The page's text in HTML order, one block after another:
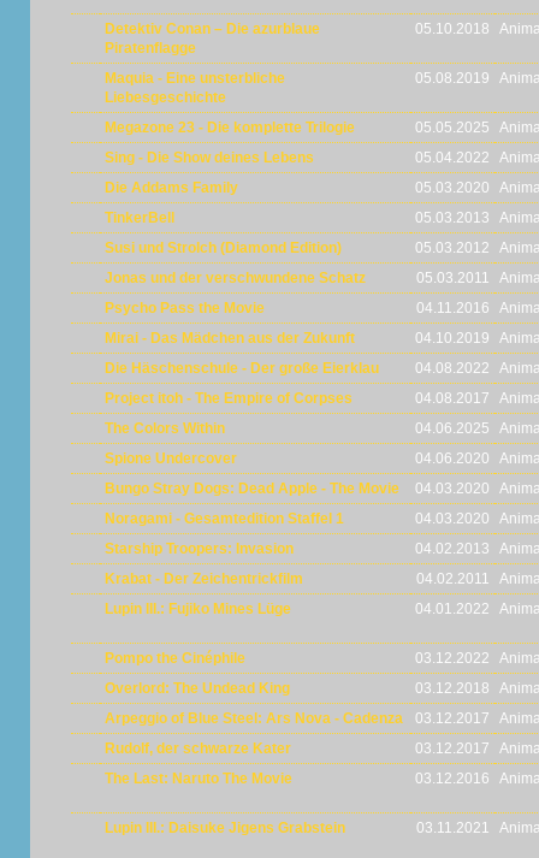
Detektiv Conan – Die azurblaue
Piratenflagge
05.10.2018
Maquia - Eine unsterbliche
Liebesgeschichte
05.08.2019
Megazone 23 - Die komplette Trilogie 05.05.2025
Sing - Die Show deines Lebens
05.04.2022
Die Addams Family
05.03.2020
TinkerBell
05.03.2013
Susi und Strolch (Diamond Edition)
05.03.2012
Jonas und der verschwundene Schatz
05.03.2011
Psycho Pass the Movie
04.11.2016
Mirai - Das Mädchen aus der Zukunft
04.10.2019
Die Häschenschule - Der große Eierklau
04.08.2022
Project itoh - The Empire of Corpses
04.08.2017
The Colors Within
04.06.2025
Spione Undercover
04.06.2020
Bungo Stray Dogs: Dead Apple - The Movie
04.03.2020
Noragami - Gesamtedition Staffel 1
04.03.2020
Starship Troopers: Invasion
04.02.2013
Krabat - Der Zeichentrickfilm
04.02.2011
Lupin III.: Fujiko Mines Lüge
04.01.2022
Pompo the Cinéphile 03.12.2022
Overlord: The Undead King
03.12.2018
Arpeggio of Blue Steel: Ars Nova - Cadenza
03.12.2017
Rudolf, der schwarze Kater
03.12.2017
The Last: Naruto The Movie
03.12.2016
Lupin III.: Daisuke Jigens Grabstein 03.11.2021